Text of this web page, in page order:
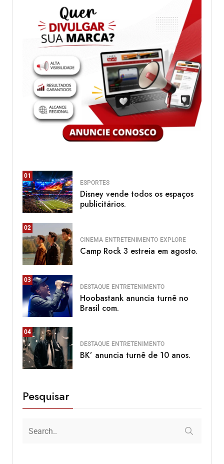
01
ESPORTES
Disney vende todos os espaços
publicitários.
02
CINEMA ENTRETENIMENTO EXPLORE
Camp Rock 3 estreia em agosto.
03
DESTAQUE ENTRETENIMENTO
Hoobastank anuncia turnê no
Brasil com.
04
DESTAQUE ENTRETENIMENTO
BK’ anuncia turnê de 10 anos.
Pesquisar